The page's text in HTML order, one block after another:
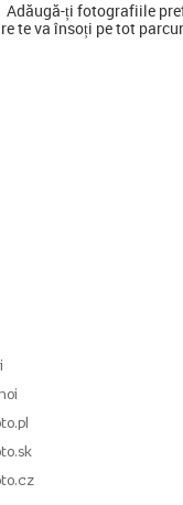
Adăugă-ți fotografiile
te va însoți pe tot